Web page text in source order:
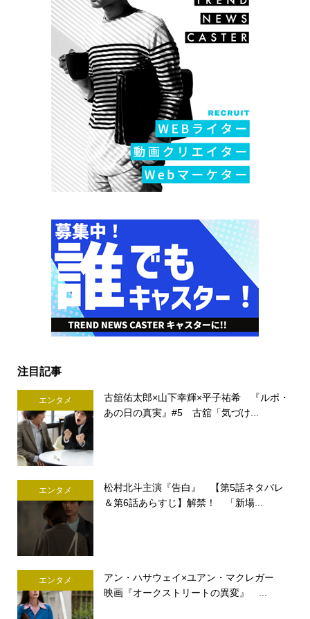
注目記事
エンタメ
古舘佑太郎×山下幸輝×平子祐希 『ルポ・
あの日の真実』#5 古舘「気づけ...
エンタメ
松村北斗主演『告白』 【第5話ネタバレ
＆第6話あらすじ】解禁！ 「新場...
エンタメ
アン・ハサウェイ×ユアン・マクレガー
映画『オークストリートの異変』 ...